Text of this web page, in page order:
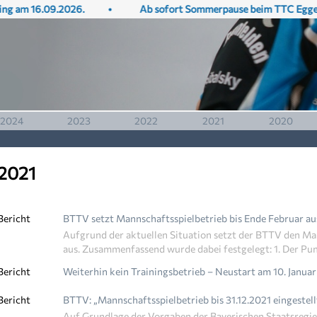
16.09.2026.• Ab sofort Sommerpause beim TTC
2024 2023 2022 2021 2020
BTTV setzt Mannschaftsspielbetrieb bis Ende Februar
Aufgrund der aktuellen Situation setzt der BTTV den
aus. Zusammenfassend wurde dabei festgelegt: 1. Der
Weiterhin kein Trainingsbetrieb – Neustart am 10.
BTTV: „Mannschaftsspielbetrieb bis 31.12.2021